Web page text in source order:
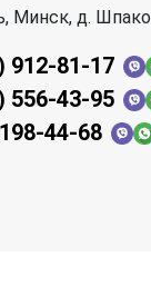
Минск, д.
912-81-17
556-43-95
44-68